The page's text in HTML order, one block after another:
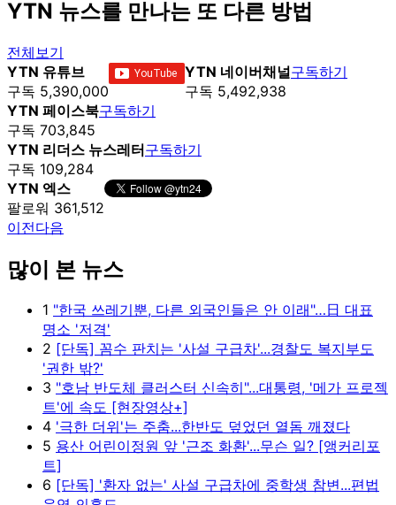
YTN 뉴스를 만나는 또 다른 방법
전체보기
YTN 유튜브
구독 5,390,000
YTN 네이버채널
구독 5,492,938
구독하기
YTN 페이스북
구독 703,845
구독하기
YTN 리더스 뉴스레터
구독 109,284
구독하기
YTN 엑스
팔로워 361,512
이전다음
많이 본 뉴스
1 "한국 쓰레기뿐, 다른 외국인들은 안 이래"…日 대표
명소 '저격'
2 [단독] 꼼수 판치는 '사설 구급차'...경찰도 복지부도
'권한 밖?'
3 "호남 반도체 클러스터 신속히"...대통령, '메가 프로젝
트'에 속도 [현장영상+]
4 '극한 더위'는 주춤...한반도 덮었던 열돔 깨졌다
5 용산 어린이정원 앞 '근조 화환'...무슨 일? [앵커리포
트]
6 [단독] '환자 없는' 사설 구급차에 중학생 참변...편법